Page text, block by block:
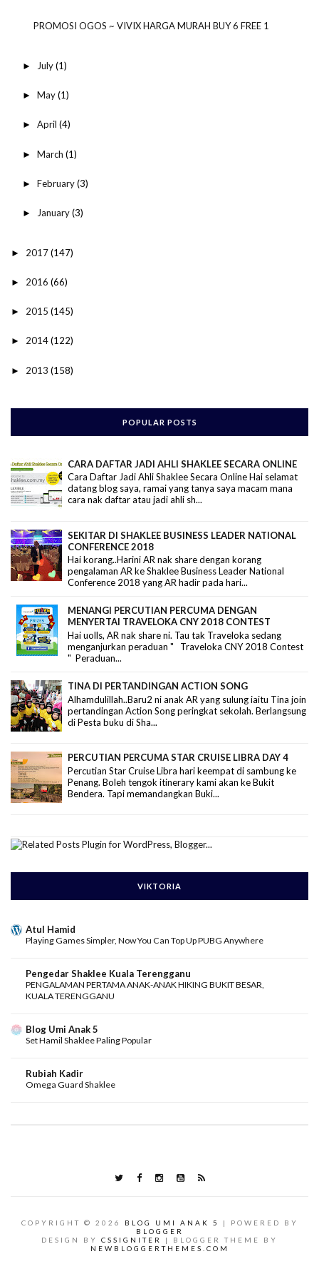
PROMOSI OGOS ~ VIVIX HARGA MURAH BUY 6 FREE 1
► July(1)
► May(1)
► April (4)
► March (1)
► February(3)
► January(3)
► 2017(147)
► 2016 (66)
► 2015 (145)
► 2014(122)
► 2013 (158)
POPULAR POSTS
CARA DAFTAR JADI AHLI SHAKLEE SECARA ONLINE
Cara Daftar Jadi Ahli Shaklee Secara Online Hai selamat
datang blog saya, ramai yang tanya saya macam mana
cara nak daftar atau jadi ahli sh...
SEKITAR DI SHAKLEE BUSINESS LEADER NATIONAL
CONFERENCE 2018
Hai korang..Harini AR nak share dengan korang
pengalaman AR ke Shaklee Business Leader National
Conference 2018 yang AR hadir pada hari...
MENANGI PERCUTIAN PERCUMA DENGAN
MENYERTAI TRAVELOKA CNY 2018 CONTEST
Hai uolls, AR nak share ni. Tau tak Traveloka sedang
menganjurkan peraduan " Traveloka CNY 2018 Contest
" Peraduan...
TINA DI PERTANDINGAN ACTION SONG
Alhamdulillah..Baru2 ni anak AR yang sulung iaitu Tina join
pertandingan Action Song peringkat sekolah. Berlangsung
di Pesta buku di Sha...
PERCUTIAN PERCUMA STAR CRUISE LIBRA DAY 4
Percutian Star Cruise Libra hari keempat di sambung ke
Penang. Boleh tengok itinerary kami akan ke Bukit
Bendera. Tapi memandangkan Buki...
VIKTORIA
Atul Hamid
Playing Games Simpler, Now You Can Top Up PUBG Anywhere
Pengedar Shaklee Kuala Terengganu
PENGALAMAN PERTAMA ANAK-ANAK HIKING BUKIT BESAR,
KUALA TERENGGANU
Blog Umi Anak 5
Set Hamil Shaklee Paling Popular
Rubiah Kadir
Omega Guard Shaklee
COPYRIGHT © 2026 BLOG UMI ANAK 5
| POWERED BY
BLOGGER
DESIGN BY CSSIGNITER
| BLOGGER THEME BY
NEWBLOGGERTHEMES.COM